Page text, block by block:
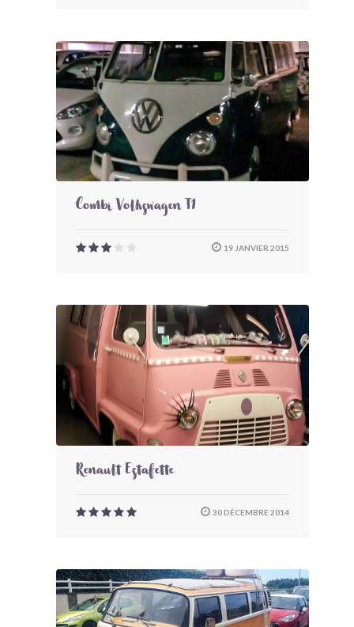
Combi Volkswagen T1
19 JANVIER 2015
Renault Estafette
30 DÉCEMBRE 2014